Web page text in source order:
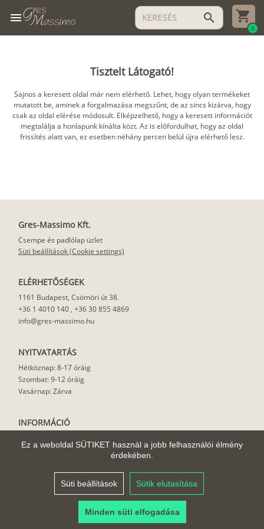
Ez a weboldal SÜTIKET használ a jobb felhasználói élmény
érdekében.
Süti beállítások Sütik elutasítása
Minden süti elfogadása
menu search
0
Tisztelt Látogató!
Sajnos a keresett oldal már nem elérhető. Lehet, hogy olyan termékeket
mutatott be, aminek a forgalmazása megszűnt, de az sincs kizárva, hogy
csak az oldal elérése módosult. Elképzelhető, hogy a keresett információt
megtalálja a honlapunk kínálta közt. Az is előfordulhat, hogy az oldal
frissítés alatt van, ez esetben néhány percen belül újra elérhető lesz.
Gres-Massimo Kft.
Csempe és padlólap üzlet
Süti beállítások (Cookie settings)
ELÉRHETŐSÉGEK
1161 Budapest, Csömöri út 38.
+36 1 4010 140 , +36 30 855 4869
info@gres-massimo.hu
NYITVATARTÁS
Hétköznap: 8-17 óráig
Szombat: 9-12 óráig
Vasárnap: Zárva
INFORMÁCIÓ
Felhasználási javaslat